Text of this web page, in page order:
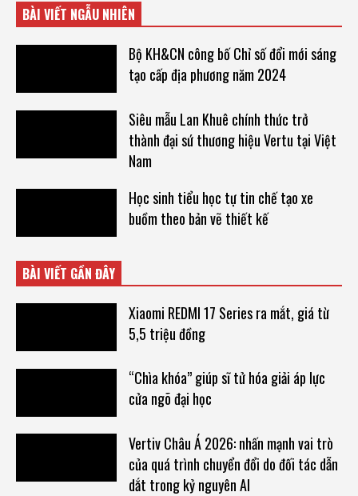
BÀI VIẾT NGẪU NHIÊN
Bộ KH&CN công bố Chỉ số đổi mới sáng
tạo cấp địa phương năm 2024
Siêu mẫu Lan Khuê chính thức trở
thành đại sứ thương hiệu Vertu tại Việt
Nam
Học sinh tiểu học tự tin chế tạo xe
buồm theo bản vẽ thiết kế
BÀI VIẾT GẦN ĐÂY
Xiaomi REDMI 17 Series ra mắt, giá từ
5,5 triệu đồng
“Chìa khóa” giúp sĩ tử hóa giải áp lực
cửa ngõ đại học
Vertiv Châu Á 2026: nhấn mạnh vai trò
của quá trình chuyển đổi do đối tác dẫn
dắt trong kỷ nguyên AI